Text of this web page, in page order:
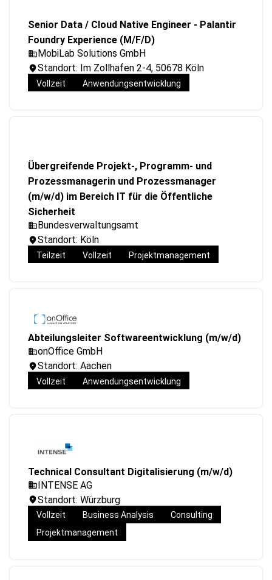
Senior Data / Cloud Native Engineer - Palantir
Foundry Experience (M/F/D)
MobiLab Solutions GmbH
Standort: Im Zollhafen 2-4, 50678 Köln
Vollzeit Anwendungsentwicklung
Übergreifende Projekt-, Programm- und
Prozessmanagerin und Prozessmanager
(m/w/d) im Bereich IT für die Öffentliche
Sicherheit
Bundesverwaltungsamt
Standort: Köln
Teilzeit Vollzeit Projektmanagement
Abteilungsleiter Softwareentwicklung (m/w/d)
onOffice GmbH
Standort: Aachen
Vollzeit Anwendungsentwicklung
Technical Consultant Digitalisierung (m/w/d)
INTENSE AG
Standort: Würzburg
Vollzeit Business Analysis
Consulting
Projektmanagement